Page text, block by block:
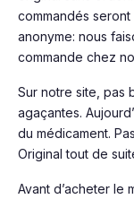
commandés
anonyme: nous
commande chez
Sur notre site, pas
agaçantes.
du médicament.
Original tout de
Avant d’acheter le